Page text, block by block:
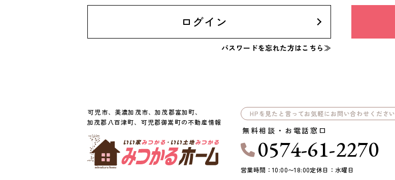
ログイン
パスワードを忘れた方はこちら≫
可児市、美濃加茂市、加茂郡富加町、
加茂郡八百津町、可児郡御嵩町の不動産情報
HPを見たと言ってお気軽にお問い合わせください
無料相談・お電話窓口
0574-61-2270
営業時間：10:00〜18:00定休日：水曜日